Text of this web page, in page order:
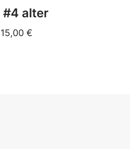
DETAILS
#4 alter
15,00 €